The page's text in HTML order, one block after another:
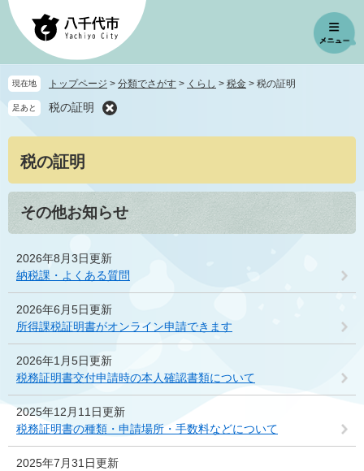
ペ
先
頭
メ
を
飛
文
へ
現在地 トップページ > 分類でさがす > くらし > 税金 > 税の証明
足あと 税の証明
税の証明
その他お知らせ
2026年8月3日更新
納税課・よくある質問
2026年6月5日更新
所得課税証明書がオンライン申請できます
2026年1月5日更新
税務証明書交付申請時の本人確認書類について
2025年12月11日更新
税務証明書の種類・申請場所・手数料などについて
2025年7月31日更新